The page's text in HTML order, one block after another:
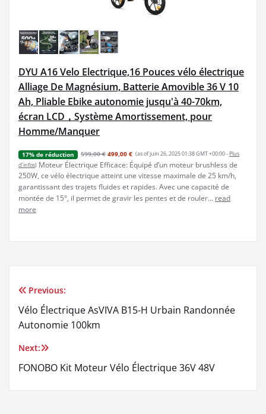
DYU A16 Velo Electrique,16 Pouces vélo électrique
Alliage De Magnésium, Batterie Amovible 36 V 10
Ah, Pliable Ebike autonomie jusqu'à 40-70km,
écran LCD，Système Amortissement, pour
Homme/Manquer
17% de réduction 599,00 € 499,00 € (as of juin 26, 2025 01:38 GMT +00:00 - Plus
d’infos) Moteur Électrique Efficace: Équipé d’un moteur brushless de
250W, ce vélo électrique atteint une vitesse maximale de 25 km/h,
garantissant des trajets fluides et rapides. Avec une capacité de
montée de 15°, il permet de gravir les pentes et de rouler... read
more
Navigation
de
l’article
Previous:
Vélo Électrique AsVIVA B15-H Urbain Randonnée
Autonomie 100km
Next:
FONOBO Kit Moteur Vélo Électrique 36V 48V